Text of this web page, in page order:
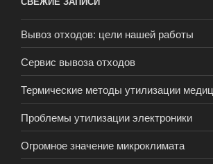
Вывоз отходов: цели нашей работы
Сервис вывоза отходов
Термические методы утилизации
Проблемы утилизации электроники
Огромное значение микроклимата